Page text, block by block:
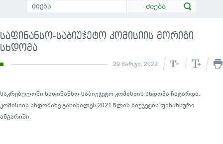
ᲙᲝᲜᲢᲐᲥᲢᲘ
საფინანსო-საბიუჯეტო კომისიის მორიგი
სხდომა
29 მარტი, 2022
საკრებულოში საფინანსო-საბიუჯეტო კომისიის სხდომა ჩატარდა.
კომისიის სხდომაზე განიხილეს 2021 წლის ბიუჯეტის ფინანსური
ანგარიში.